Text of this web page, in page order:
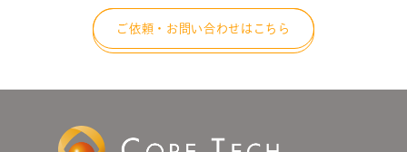
ご依頼・お問い合わせはこちら